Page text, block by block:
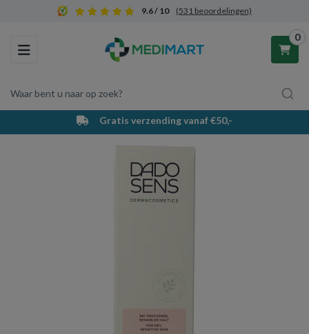
9.6 / 10 (531 beoordelingen)
Toggle navigation
Waar bent u naar op zoek?
0
Winkelwagen
Uw winkelwagen is leeg.
Gratis verzending vanaf €50,-